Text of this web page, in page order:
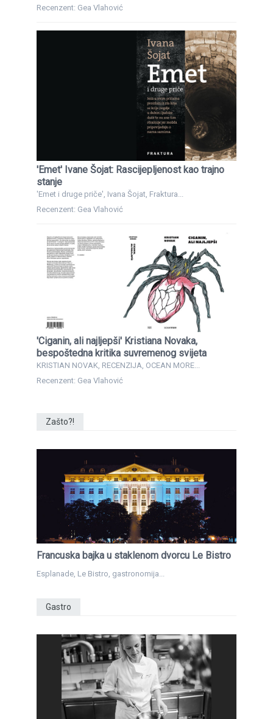
Recenzent: Gea Vlahović
'Emet' Ivane Šojat: Rascijepljenost kao trajno
stanje
'Emet i druge priče', Ivana Šojat, Fraktura...
Recenzent: Gea Vlahović
'Ciganin, ali najljepši' Kristiana Novaka,
bespoštedna kritika suvremenog svijeta
KRISTIAN NOVAK, RECENZIJA, OCEAN MORE...
Recenzent: Gea Vlahović
Zašto?!
Francuska bajka u staklenom dvorcu Le Bistro
Esplanade, Le Bistro, gastronomija...
Gastro